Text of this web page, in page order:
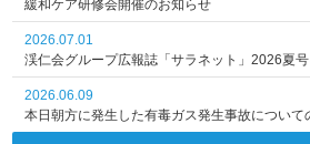
緩和ケア研修会開催のお知らせ
2026.07.01
渓仁会グループ広報誌「サラネット」2026夏
2026.06.09
本日朝方に発生した有毒ガス発生事故について